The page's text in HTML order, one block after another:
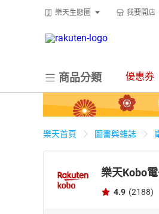
樂天生態圈 我要開店
商品分類 優惠券
樂天首頁 圖書與雜誌
樂天Kobo
4.9 (2188)